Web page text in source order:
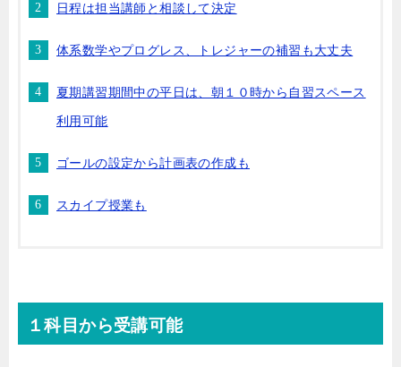
日程は担当講師と相談して決定
体系数学やプログレス、トレジャーの補習も大丈夫
夏期講習期間中の平日は、朝１０時から自習スペース
利用可能
ゴールの設定から計画表の作成も
スカイプ授業も
１科目から受講可能